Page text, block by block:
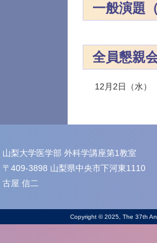
一般演題
全員懇親
12月2日（水
山梨大学医学部 外科学講座第1教室
〒409-3898 山梨県中央市下河東1110
古屋 信二
Copyright © 2025, The 37th